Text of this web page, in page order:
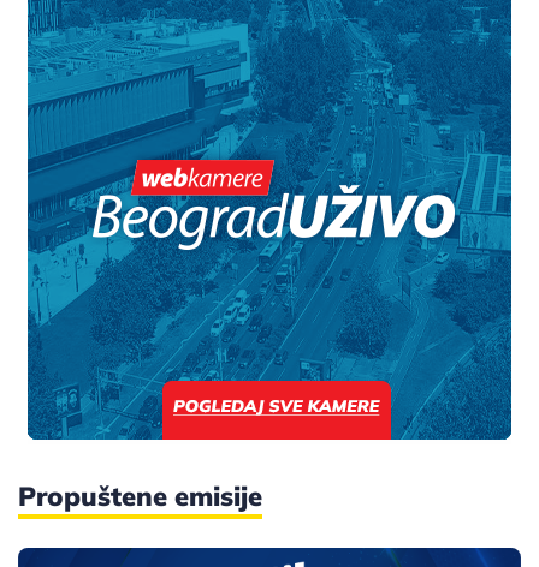
Propuštene emisije